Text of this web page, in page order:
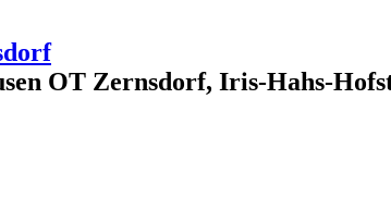
OT Zernsdorf, Iris-Hahs-